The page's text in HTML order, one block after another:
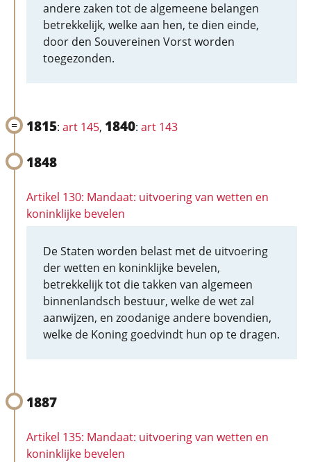
andere zaken tot de algemeene belangen
betrekkelijk, welke aan hen, te dien einde,
door den Souvereinen Vorst worden
toegezonden.
1815: art 145, 1840: art 143
1848
Artikel 130: Mandaat: uitvoering van wetten en
koninklijke bevelen
De Staten worden belast met de uitvoering
der wetten en koninklijke bevelen,
betrekkelijk tot die takken van algemeen
binnenlandsch bestuur, welke de wet zal
aanwijzen, en zoodanige andere bovendien,
welke de Koning goedvindt hun op te dragen.
1887
Artikel 135: Mandaat: uitvoering van wetten en
koninklijke bevelen